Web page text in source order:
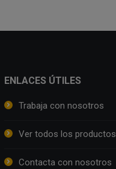
ENLACES ÚTILES
Trabaja con nosotros
Ver todos los productos
Contacta con nosotros